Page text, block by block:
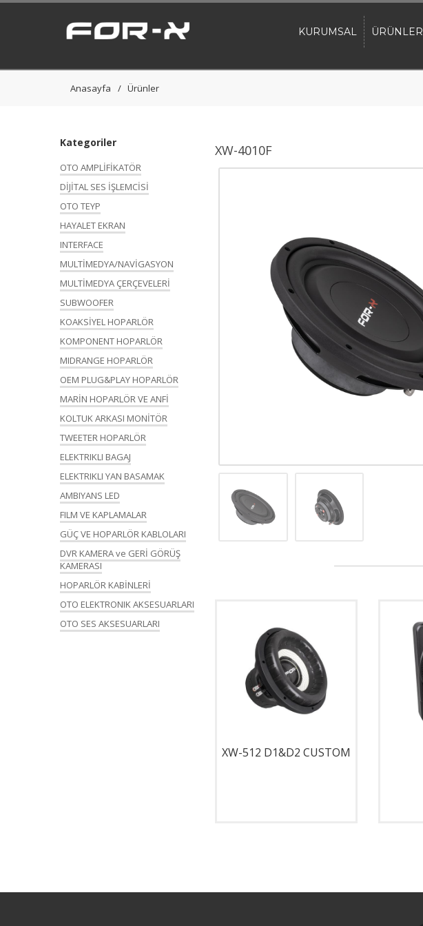
KURUMSAL ÜRÜNLER
Anasayfa Ürünler
Kategoriler
OTO AMPLİFİKATÖR
DİJİTAL SES İŞLEMCİSİ
OTO TEYP
HAYALET EKRAN
INTERFACE
MULTİMEDYA/NAVİGASYON
MULTİMEDYA ÇERÇEVELERİ
SUBWOOFER
KOAKSİYEL HOPARLÖR
KOMPONENT HOPARLÖR
MIDRANGE HOPARLÖR
OEM PLUG&PLAY HOPARLÖR
MARİN HOPARLÖR VE ANFİ
KOLTUK ARKASI MONİTÖR
TWEETER HOPARLÖR
ELEKTRIKLI BAGAJ
ELEKTRIKLI YAN BASAMAK
AMBIYANS LED
FILM VE KAPLAMALAR
GÜÇ VE HOPARLÖR KABLOLARI
DVR KAMERA ve GERİ GÖRÜŞ
KAMERASI
HOPARLÖR KABİNLERİ
OTO ELEKTRONIK AKSESUARLARI
OTO SES AKSESUARLARI
XW-4010F
XW-512 D1&D2 CUSTOM